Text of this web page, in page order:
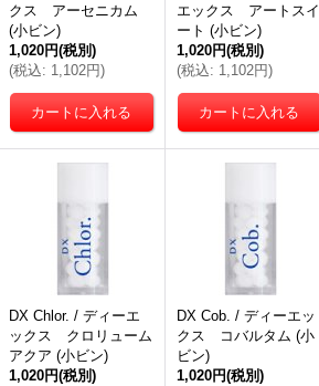
クス アーセニカム
(小ビン)
1,020円(税別)
(税込: 1,102円)
エックス アートスイ
ート (小ビン)
1,020円(税別)
(税込: 1,102円)
DX Chlor. / ディーエ
ックス クロリューム
アクア (小ビン)
1,020円(税別)
DX Cob. / ディーエッ
クス コバルタム (小
ビン)
1,020円(税別)